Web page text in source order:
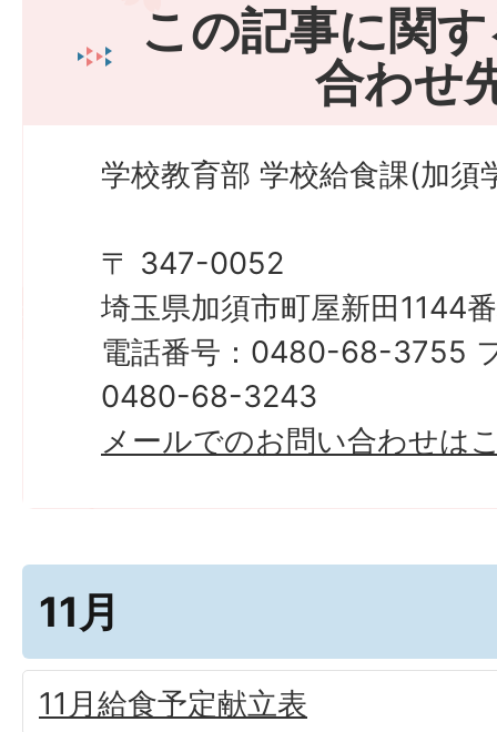
この記事に関
合わせ
学校教育部 学校給食課(加須
〒 347-0052
埼玉県加須市町屋新田1144
電話番号：0480-68-3755
0480-68-3243
メールでのお問い合わせは
11月
11月給食予定献立表